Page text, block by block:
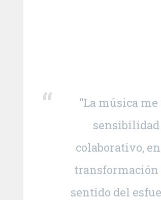
“La música
sensibilidad
colaborativo,
transformación
sentido del